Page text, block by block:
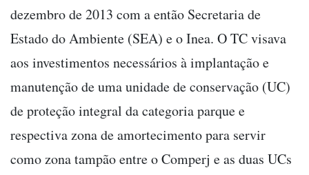
dezembro de 2013 com a então Secretaria de
Estado do Ambiente (SEA) e o Inea. O TC visava
aos investimentos necessários à implantação e
manutenção de uma unidade de conservação (UC)
de proteção integral da categoria parque e
respectiva zona de amortecimento para servir
como zona tampão entre o Comperj e as duas UCs